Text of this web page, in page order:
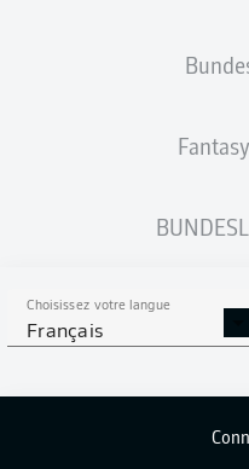
Choisissez votre langue
Français
274 576
74 %